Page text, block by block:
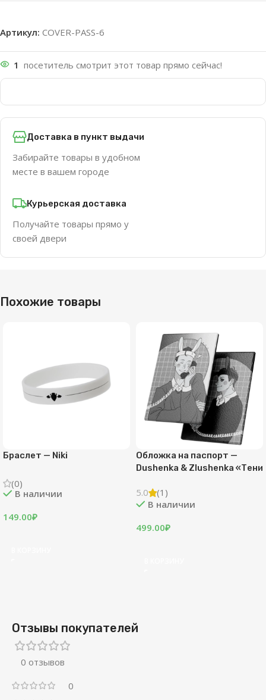
Артикул: COVER-PASS-6
1 посетитель смотрит этот товар прямо сейчас!
Доставка в пункт выдачи
Забирайте товары в удобном
месте в вашем городе
Курьерская доставка
Получайте товары прямо у
своей двери
Похожие товары
Браслет — Niki
(0)
В наличии
149.00₽
Обложка на паспорт —
Dushenka & Zlushenka «Тени
5.0
(1)
В наличии
499.00₽
Отзывы покупателей
0 отзывов
0